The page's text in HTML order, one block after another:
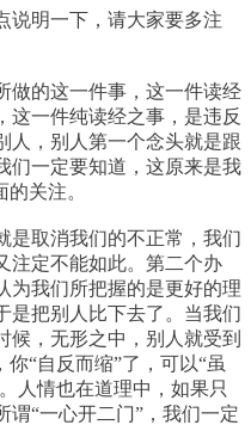
说明一下，请大家要多注
做的这一件事，这一件读经
这一件纯读经之事，是违反
人，别人第一个念头就是跟
们一定要知道，这原来是我
关注。
是取消我们的不正常，我们
注定不能如此。第二个办
为我们所把握的是更好的理
是把别人比下去了。当我们
候，无形之中，别人就受到
“自反而缩”了，可以“虽
人情也在道理中，如果只
谓“一心开二门”，我们一定